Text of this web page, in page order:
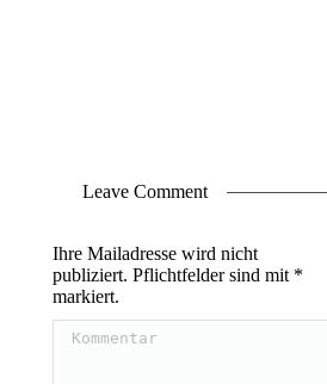
Leave Comment
Ihre Mailadresse wird nicht
publiziert. Pflichtfelder sind mit *
markiert.
Kommentar